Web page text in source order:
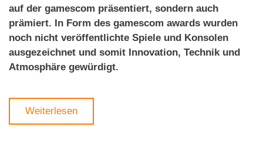
auf der gamescom präsentiert, sondern auch
prämiert. In Form des gamescom awards wurden
noch nicht veröffentlichte Spiele und Konsolen
ausgezeichnet und somit Innovation, Technik und
Atmosphäre gewürdigt.
Weiterlesen